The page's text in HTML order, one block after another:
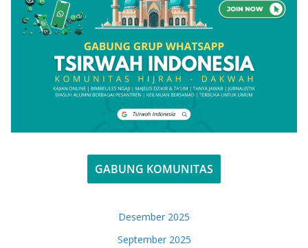
GABUNG KOMUNITAS
Desember 2025
September 2025